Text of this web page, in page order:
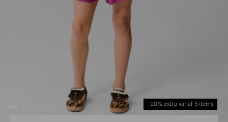
-20% extra vanaf 3 items